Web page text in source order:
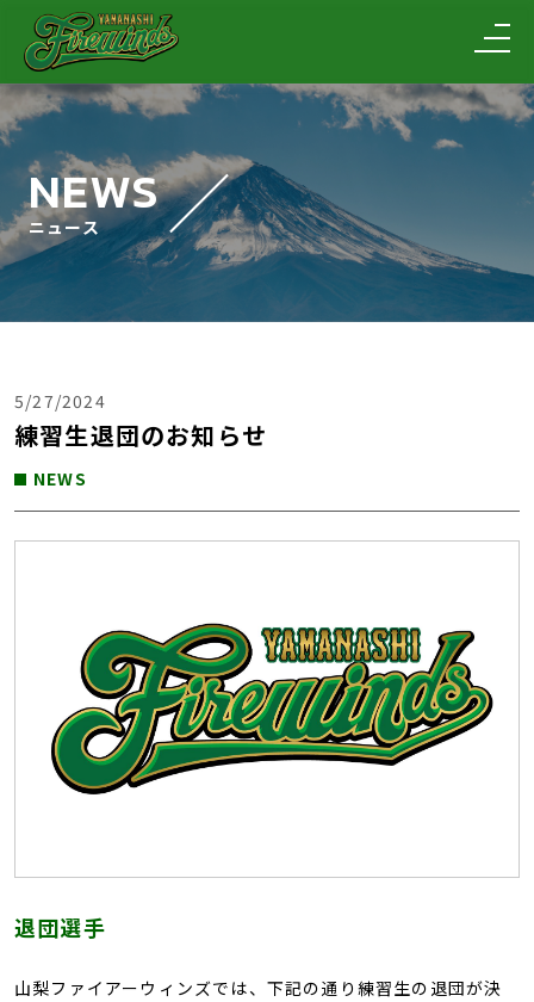
NEWS
ニュース
5/27/2024
練習生退団のお知らせ
NEWS
退団選手
山梨ファイアーウィンズでは、下記の通り練習生の退団が決